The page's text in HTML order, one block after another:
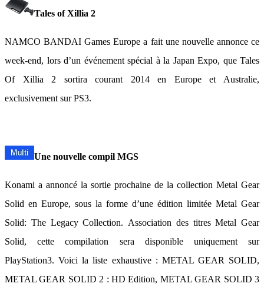
Tales of Xillia 2
NAMCO BANDAI Games Europe a fait une nouvelle annonce ce
week-end, lors d’un événement spécial à la Japan Expo, que Tales
Of Xillia 2 sortira courant 2014 en Europe et Australie,
exclusivement sur PS3.
Une nouvelle compil MGS
Konami a annoncé la sortie prochaine de la collection Metal Gear
Solid en Europe, sous la forme d’une édition limitée Metal Gear
Solid: The Legacy Collection. Association des titres Metal Gear
Solid, cette compilation sera disponible uniquement sur
PlayStation3. Voici la liste exhaustive : METAL GEAR SOLID,
METAL GEAR SOLID 2 : HD Edition, METAL GEAR SOLID 3